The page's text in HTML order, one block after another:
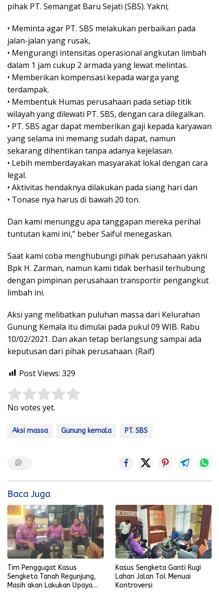
pihak PT. Semangat Baru Sejati (SBS). Yakni;
• Meminta agar PT. SBS melakukan perbaikan pada
jalan-jalan yang rusak,
• Mengurangi intensitas operasional angkutan limbah
dalam 1 jam cukup 2 armada yang lewat melintas.
• Memberikan kompensasi kepada warga yang
terdampak.
• Membentuk Humas perusahaan pada setiap titik
wilayah yang dilewati PT. SBS, dengan cara dilegalkan.
• PT. SBS agar dapat memberikan gaji kepada karyawan
yang selama ini memang sudah dapat, namun
sekarang dihentikan tanpa adanya kejelasan.
• Lebih memberdayakan masyarakat lokal dengan cara
legal.
• Aktivitas hendaknya dilakukan pada siang hari dan
• Tonase nya harus di bawah 20 ton.
Dan kami menunggu apa tanggapan mereka perihal
tuntutan kami ini,” beber Saiful menegaskan.
Saat kami coba menghubungi pihak perusahaan yakni
Bpk H. Zarman, namun kami tidak berhasil terhubung
dengan pimpinan perusahaan transportir pengangkut
limbah ini.
Aksi yang melibatkan puluhan massa dari Kelurahan
Gunung Kemala itu dimulai pada pukul 09 WIB. Rabu
10/02/2021. Dan akan tetap berlangsung sampai ada
keputusan dari pihak perusahaan. (Raif)
Post Views: 329
Rate this item:
No votes yet.
Aksi massa Gunung kemala PT. SBS
Baca Juga
Tim Penggugat Kasus
Sengketa Tanah Regunjung,
Masih akan Lakukan Upaya
Kasus Sengketa Ganti Rugi
Lahan Jalan Tol Menuai
Kontroversi